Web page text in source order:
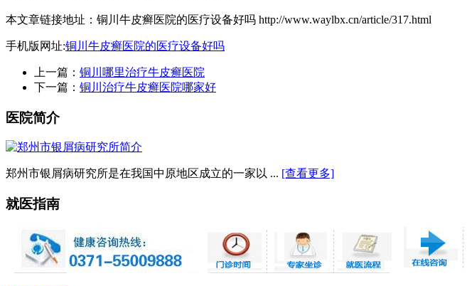
本文章链接地址：铜川牛皮癣医院的医疗设备好吗 http://www.waylbx.cn/article/317.html
手机版网址:铜川牛皮癣医院的医疗设备好吗
上一篇： 铜川哪里治疗牛皮癣医院
下一篇： 铜川治疗牛皮癣医院哪家好
医院简介
郑州市银屑病研究所是在我国中原地区成立的一家以 ... [查看更多]
就医指南